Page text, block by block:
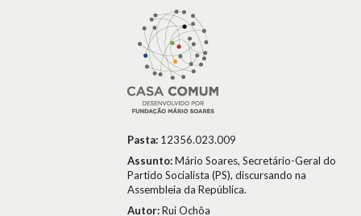
Pasta: 12356.023.009
Assunto:Mário Soares, Secretário-Geral do
Partido Socialista (PS), discursando na
Assembleia da República.
Autor:Rui Ochôa